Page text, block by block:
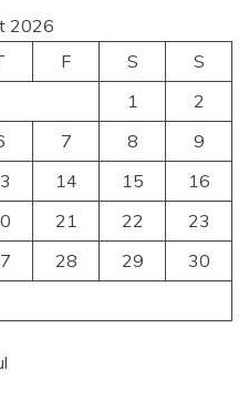
2026
F S
S
1
2
7 8
9
14 15
16
21 22
23
28 29
30